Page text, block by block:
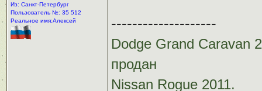
Из: Санкт-Петербург
Пользователь №: 35 512
Реальное имя:Алексей
--------------------
Dodge Grand Caravan
продан
Nissan Rogue 2011.